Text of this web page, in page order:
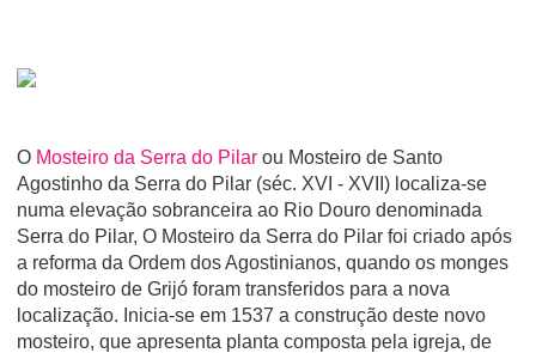
O Mosteiro da Serra do Pilar ou Mosteiro de Santo
Agostinho da Serra do Pilar (séc. XVI - XVII) localiza-se
numa elevação sobranceira ao Rio Douro denominada
Serra do Pilar, O Mosteiro da Serra do Pilar foi criado após
a reforma da Ordem dos Agostinianos, quando os monges
do mosteiro de Grijó foram transferidos para a nova
localização. Inicia-se em 1537 a construção deste novo
mosteiro, que apresenta planta composta pela igreja, de